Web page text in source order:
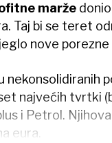
marže
Taj bi se teret
nove porezne
nekonsolidiranih
najvećih tvrtki
i Petrol. Njihova
eura.